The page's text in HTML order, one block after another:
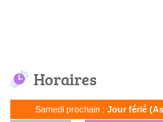
Horaires
Samedi prochain : Jour férié